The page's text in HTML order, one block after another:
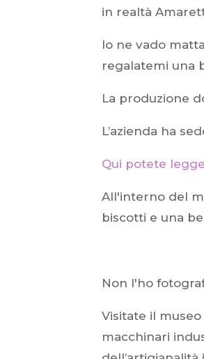
in realtà
Io ne vado
regalatemi una
La produzione
L’azienda ha
Qui potete
All'interno del
biscotti e una
Non l'ho
Visitate il
macchinari